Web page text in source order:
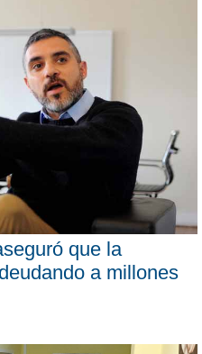
que la
a millones